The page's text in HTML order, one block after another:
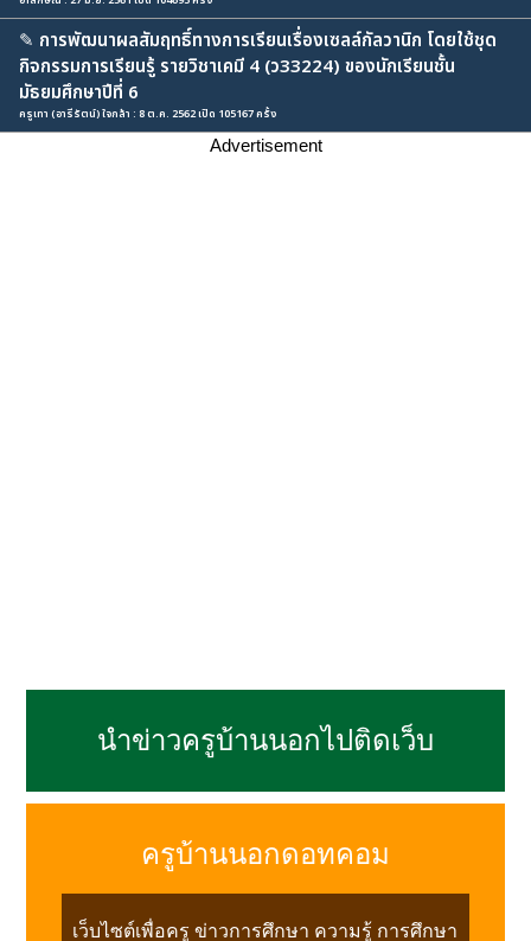
✎ การพัฒนาผลสัมฤทธิ์ทางการเรียนเรื่องเซลล์กัลวานิก โดยใช้ชุด
กิจกรรมการเรียนรู้ รายวิชาเคมี 4 (ว33224) ของนักเรียนชั้น
มัธยมศึกษาปีที่ 6
ครูเทา (อารีรัตน์) ใจกล้า : 8 ต.ค. 2562 เปิด 105167 ครั้ง
Advertisement
นำข่าวครูบ้านนอกไปติดเว็บ
ครูบ้านนอกดอทคอม
เว็บไซต์เพื่อครู ข่าวการศึกษา ความรู้ การศึกษา